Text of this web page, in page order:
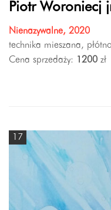
Piotr Woroniecj
Nienazywalne, 2020
technika mieszana,
Cena sprzedaży:
1200 zł
17